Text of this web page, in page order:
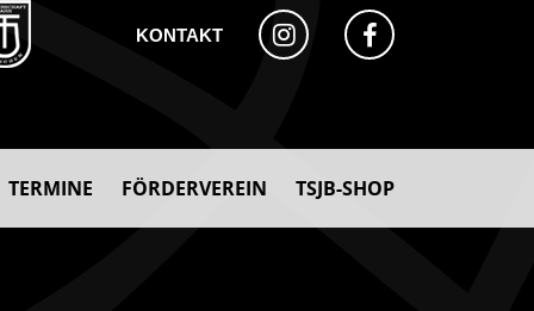
KONTAKT
TERMINE FÖRDERVEREIN TSJB-SHOP